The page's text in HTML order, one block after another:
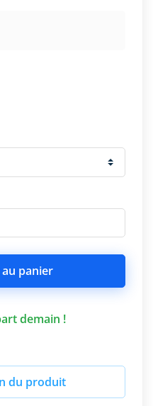
panier
demain !
du produit